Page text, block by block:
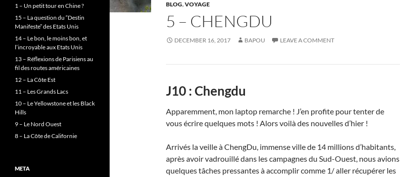
BLOG,VOYAGE
5 – CHENGDU
DECEMBER 16, 2017 BAPOU LEAVE A COMMENT
J10 : Chengdu
Apparemment, mon laptop remarche ! J’en profite pour tenter de
vous écrire quelques mots ! Alors voilà des nouvelles d’hier !
Arrivés la veille à ChengDu, immense ville de 14 millions d’habitants,
après avoir vadrouillé dans les campagnes du Sud-Ouest, nous avions
quelques tâches pressantes à accomplir comme 1/ aller récupérer les
1 – Un petit tour en Chine ?
15 – La question du “Destin
Manifeste” des Etats Unis
14 – Le bon, le moins bon, et
l’incroyable aux Etats Unis
13 – Réflexions de Parisiens au
fil des routes américaines
12 – La Côte Est
11 – Les Grands Lacs
10 – Le Yellowstone et les Black
Hills
9 – Le Nord Ouest
8 – La Côte de Californie
META